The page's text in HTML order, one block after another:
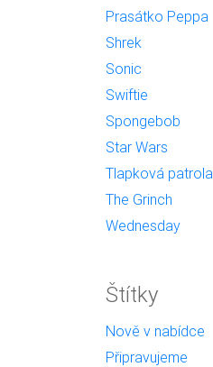
Prasátko Peppa
Shrek
Sonic
Swiftie
Spongebob
Star Wars
Tlapková patrola
The Grinch
Wednesday
Štítky
Nově v nabídce
Připravujeme